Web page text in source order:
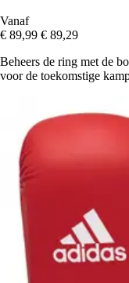
Vanaf
€ 89,99 € 89,29
Beheers de ring met de
voor de toekomstige